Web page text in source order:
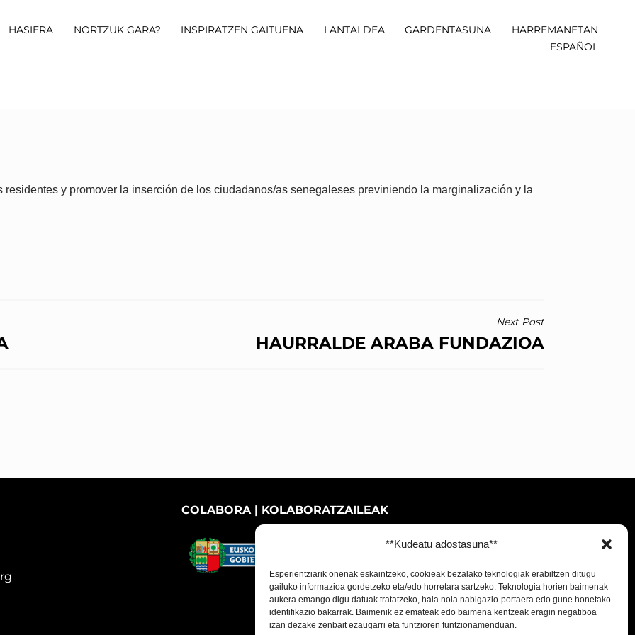
**Kudeatu adostasuna**
Esperientziarik onenak eskaintzeko, cookieak bezalako teknologiak erabiltzen ditugu
gailuko informazioa gordetzeko eta/edo horretara sartzeko. Teknologia horien baimenak
aukera emango digu datuak tratatzeko, hala nola nabigazio-portaera edo gune honetako
identifikazio bakarrak. Baimenik ez emateak edo baimena kentzeak eragin negatiboa
izan dezake zenbait ezaugarri eta funtzioren funtzionamenduan.
HASIERA NORTZUK GARA? INSPIRATZEN GAITUENA LANTALDEA GARDENTASUNA
HARREMANETAN
ESPAÑOL
y promover la inserción de los ciudadanos/as senegaleses previniendo la marginalización y la
Next Post
HAURRALDE ARABA FUNDAZIOA
COLABORA | KOLABORATZAILEAK